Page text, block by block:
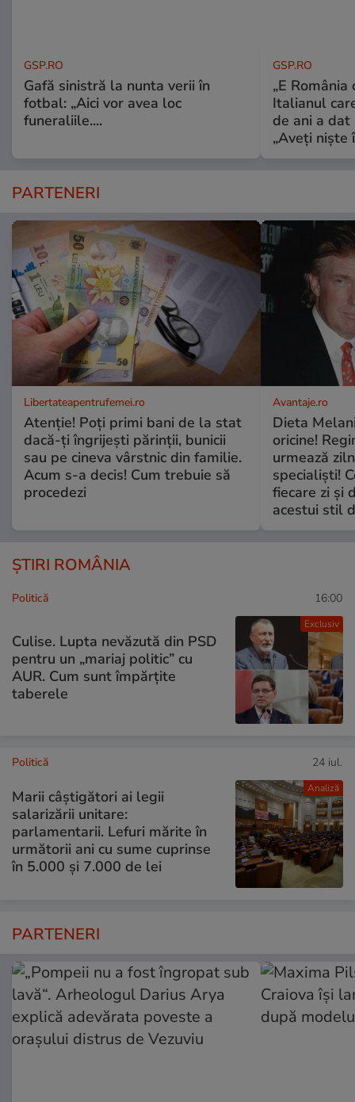
GSP.RO
Gafă sinistră la nunta verii în
fotbal: „Aici vor avea loc
funeraliile....
GSP.RO
„E
Italianul
de ani a
„Aveți niște
PARTENERI
Libertateapentrufemei.ro
Atenție! Poți primi bani de la stat
dacă-ți îngrijești părinții, bunicii
sau pe cineva vârstnic din familie.
Acum s-a decis! Cum trebuie să
procedezi
Avantaje.ro
Dieta
oricine!
urmează
specialiști!
fiecare zi și
acestui stil
ȘTIRI ROMÂNIA
Exclusiv
Politică 16:00
Culise. Lupta nevăzută din PSD
pentru un „mariaj politic” cu
AUR. Cum sunt împărțite
taberele
Analiză
Politică 24 iul.
Marii câștigători ai legii
salarizării unitare:
parlamentarii. Lefuri mărite în
următorii ani cu sume cuprinse
în 5.000 și 7.000 de lei
PARTENERI